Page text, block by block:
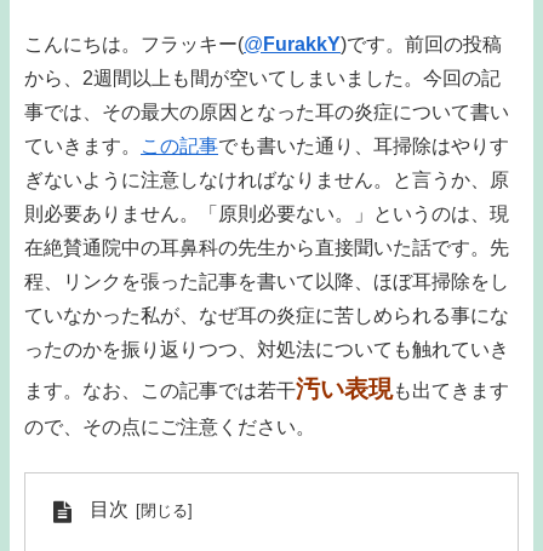
こんにちは。フラッキー(@ FurakkY)です。前回の投稿
から、2週間以上も間が空いてしまいました。今回の記
事では、その最大の原因となった耳の炎症について書い
ていきます。
この記事でも書いた通り、耳掃除はやりす
ぎないように注意しなければなりません。と言うか、原
則必要ありません。「原則必要ない。」というのは、現
在絶賛通院中の耳鼻科の先生から直接聞いた話です。先
程、リンクを張った記事を書いて以降、ほぼ耳掃除をし
ていなかった私が、なぜ耳の炎症に苦しめられる事にな
ったのかを振り返りつつ、対処法についても触れていき
ます。なお、この記事では若干汚い表現も出てきます
ので、その点にご注意ください。
目次